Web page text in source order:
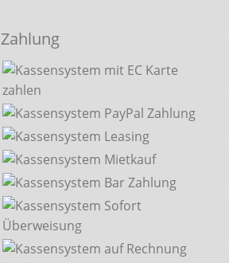
Zahlung